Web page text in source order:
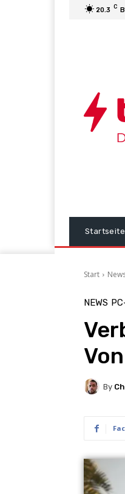
20.3 C
Startseite
Start
NEWS
By